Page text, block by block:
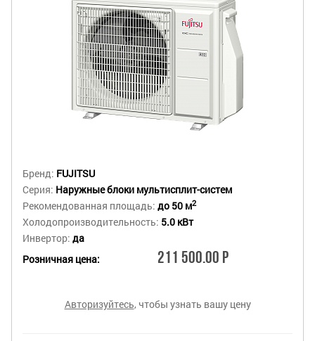
Бренд: FUJITSU
Серия: Наружные блоки мультисплит-систем
Рекомендованная площадь: до 50 м2
Холодопроизводительность: 5.0 кВт
Инвертор: да
Розничная цена:
211 500.00 Р
Авторизуйтесь, чтобы узнать вашу цену